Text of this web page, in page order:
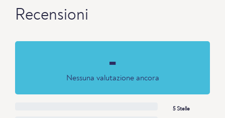
Recensioni
-
Nessuna valutazione ancora
5 Stelle